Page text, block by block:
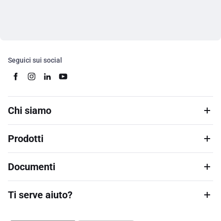
Seguici sui social
Chi siamo
Prodotti
Documenti
Ti serve aiuto?